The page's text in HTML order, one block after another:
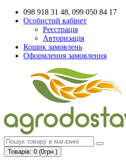
098 918 31 48, 099 050 84 17
Особистий кабінет
Реєстрація
Авторизація
Кошик замовлень
Оформлення замовлення
Товарів: 0 (0грн.)